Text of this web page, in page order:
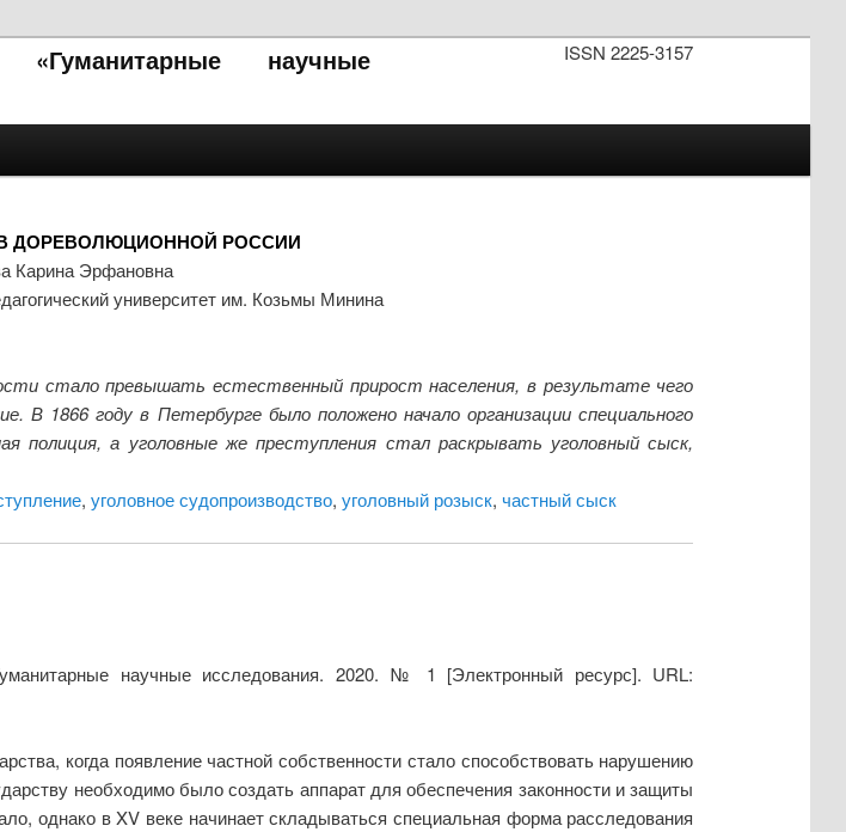
ISSN 2225-3157
«Гуманитарные научные
ДОРЕВОЛЮЦИОННОЙ РОССИИ
Карина Эрфановна
университет им. Козьмы Минина
стало превышать естественный прирост населения, в результате чего
В 1866 году в Петербурге было положено начало организации специального
полиция, а уголовные же преступления стал раскрывать уголовный сыск,
, уголовное судопроизводство, уголовный розыск, частный сыск
научные исследования. 2020. № 1 [Электронный ресурс]. URL:
когда появление частной собственности стало способствовать нарушению
необходимо было создать аппарат для обеспечения законности и защиты
однако в XV веке начинает складываться специальная форма расследования